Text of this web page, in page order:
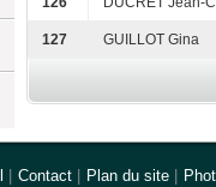
127 GUILLOT Gina
Contact Plan du site